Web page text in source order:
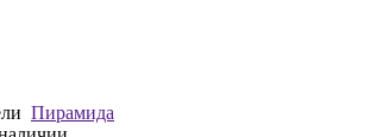
Пирамида